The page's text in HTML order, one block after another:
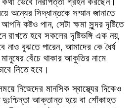
অন্যের সিদ্ধান্তকে সম্মান জানাতে
আপনি কষ্টও পান, সেটা ক্ষমা সুন্দর দৃষ্টিতে
রাখতে হবে সকলের দৃষ্টিভঙ্গি এক নয়,
নাও বুঝতে পারেন, আমাদের কে ধৈর্য
মানুষের বেঁচে থাকার আকুতির নামে
নিতে হবে।
নিজেদের মানসিক স্বাস্থ্যের দিকেও
দুঃশ্চিন্তা আক্তান্ত হয়ে বা শোঁকাহত